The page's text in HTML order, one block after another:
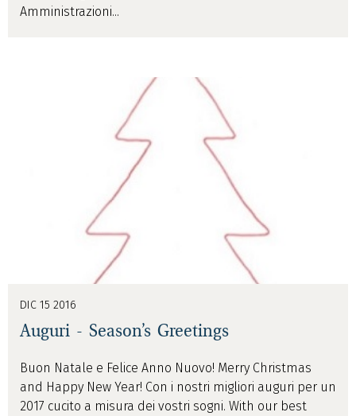
Amministrazioni...
DIC 15 2016
Auguri - Season’s Greetings
Buon Natale e Felice Anno Nuovo! Merry Christmas
and Happy New Year! Con i nostri migliori auguri per un
2017 cucito a misura dei vostri sogni. With our best